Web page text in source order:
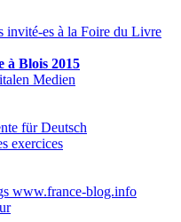
invité-es à la Foire du Livre
à Blois 2015
Medien
für Deutsch
exercices
www.france-blog.info